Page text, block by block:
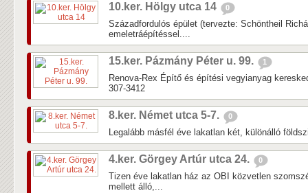
10.ker. Hölgy utca 14 0
Századfordulós épület (tervezte: Schöntheil
emeletráépítéssel....
15.ker. Pázmány Péter u. 99. 1
Renova-Rex Építő és építési vegyianyag
307-3412
8.ker. Német utca 5-7. 0
Legalább másfél éve lakatlan két, különálló
4.ker. Görgey Artúr utca 24. 0
Tizen éve lakatlan ház az OBI közvetlen
mellett álló,...